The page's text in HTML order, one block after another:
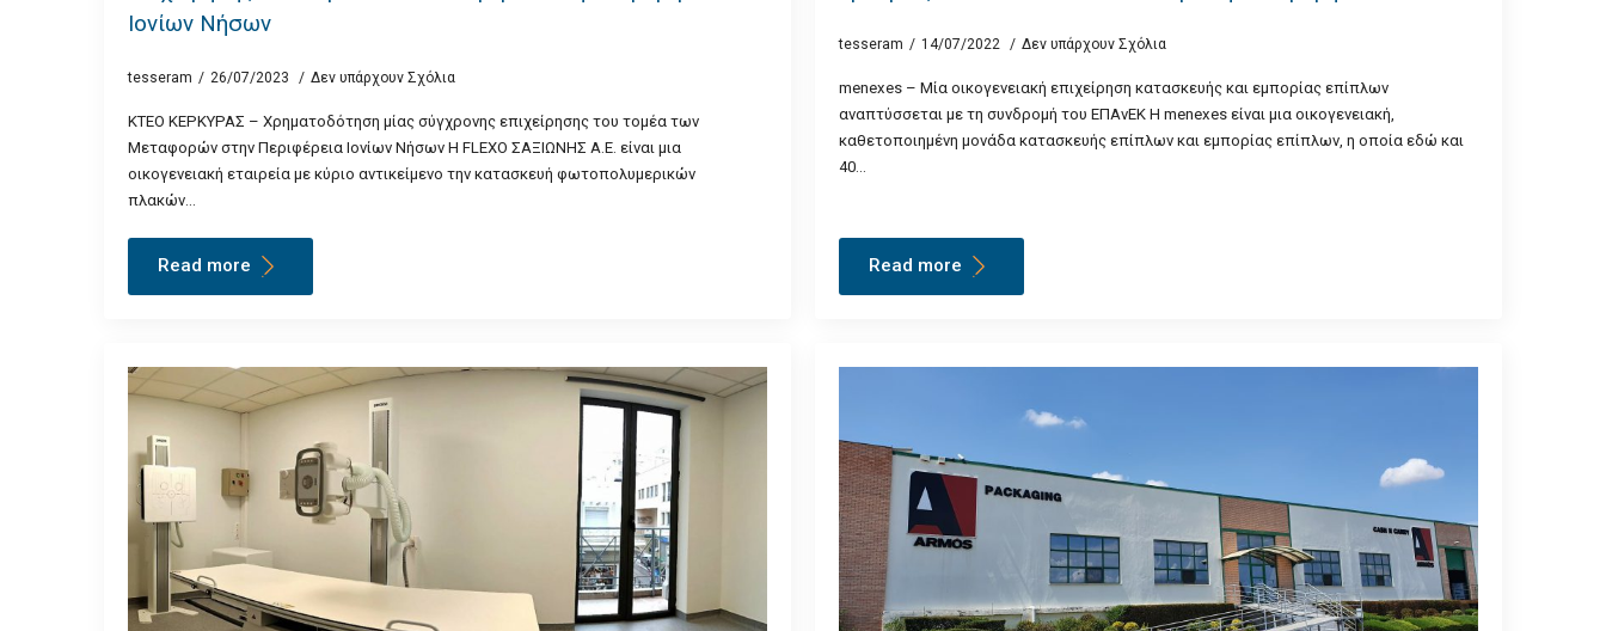
Ιονίων Νήσων
tesseram 26/07/2023 Δεν υπάρχουν Σχόλια
ΚΤΕΟ ΚΕΡΚΥΡΑΣ – Χρηματοδότηση μίας σύγχρονης επιχείρησης του τομέα των
Μεταφορών στην Περιφέρεια Ιονίων Νήσων Η FLEXO ΣΑΞΙΩΝΗΣ Α.Ε. είναι μια
οικογενειακή εταιρεία με κύριο αντικείμενο την κατασκευή φωτοπολυμερικών
πλακών…
Read more
tesseram 14/07/2022 Δεν υπάρχουν Σχόλια
menexes – Μία οικογενειακή επιχείρηση κατασκευής και εμπορίας επίπλων
αναπτύσσεται με τη συνδρομή του ΕΠΑνΕΚ Η menexes είναι μια οικογενειακή,
καθετοποιημένη μονάδα κατασκευής επίπλων και εμπορίας επίπλων, η οποία εδώ και
40…
Read more